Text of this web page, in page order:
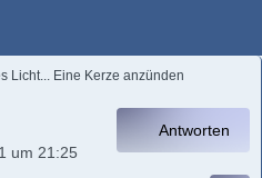
Licht... Eine Kerze anzünden
um 21:25
Antworten